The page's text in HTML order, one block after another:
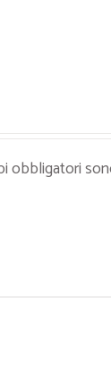
obbligatori